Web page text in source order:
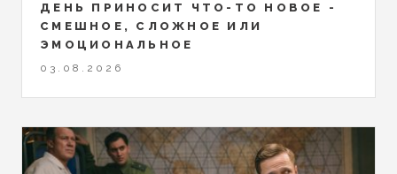
ДЕНЬ ПРИНОСИТ ЧТО-ТО НОВОЕ -
СМЕШНОЕ, СЛОЖНОЕ ИЛИ
ЭМОЦИОНАЛЬНОЕ
03.08.2026